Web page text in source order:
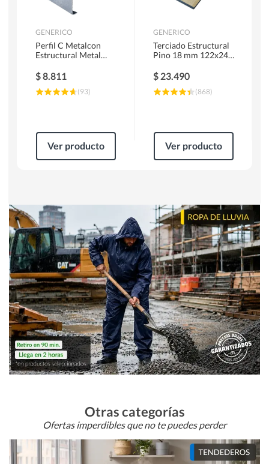
GENERICO
Perfil C Metalcon
Estructural Metal
$8.811
(93)
Ver producto
GENERICO
Terciado Estructural
Pino 18 mm 122x244
$ 23.490
(868)
Ver producto
Otras categorías
Ofertas imperdibles que no te puedes perder